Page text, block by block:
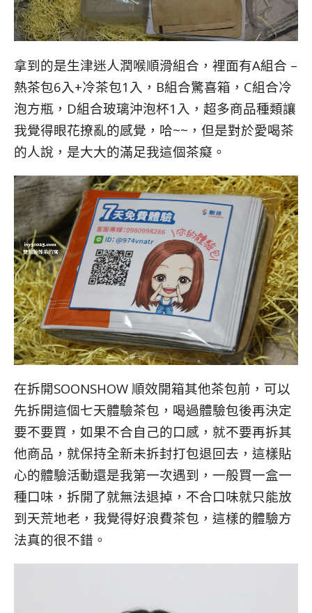
拿到的是生津迷人潤喉順滑組合，裡面有A組合 –
熱茶包6入+冷茶包1入，B組合驚喜箱，C組合冷
泡方瓶，D組合玻璃沖泡杯1入，超多商品種類讓
我覺得眼花撩亂的感覺，哈~~，但是對於愛喝茶
的人說，是大大的滿足我這個茶癡。
在拆開SOONSHOW 順效開箱其他茶包前，可以
先拆開這個七天體驗茶包，喝過體驗包後再決定
要不要買，如果不合自己的口感，就不要再拆其
他商品，就保持全新未拆封打包退回去，這樣貼
心的體驗活動還是我第一次遇到，一般買一盒一
種口味，拆開了就無法退掉，不合口味就只能放
到天荒地老，我覺得好浪費茶包，這樣的體驗方
法真的很不錯。